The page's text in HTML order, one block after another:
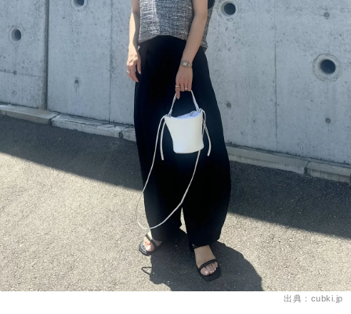
出典：cubki.jp